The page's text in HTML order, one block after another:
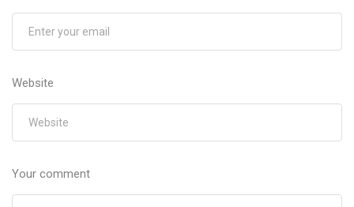
Website
Your comment